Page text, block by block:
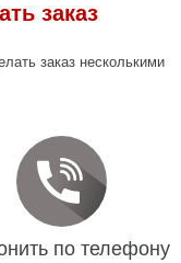
заказ
заказ несколькими
по телефону